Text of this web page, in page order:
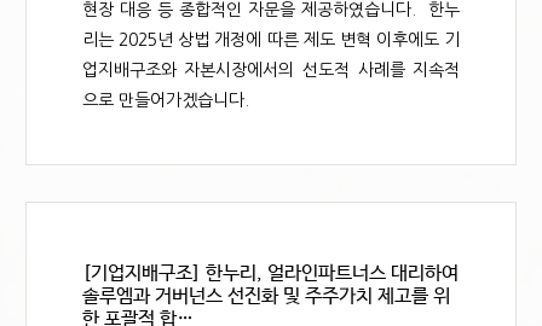
현장 대응 등 종합적인 자문을 제공하였습니다. 한누
리는 2025년 상법 개정에 따른 제도 변혁 이후에도 기
업지배구조와 자본시장에서의 선도적 사례를 지속적
으로 만들어가겠습니다.
[기업지배구조] 한누리, 얼라인파트너스 대리하여
솔루엠과 거버넌스 선진화 및 주주가치 제고를 위
한 포괄적 합…